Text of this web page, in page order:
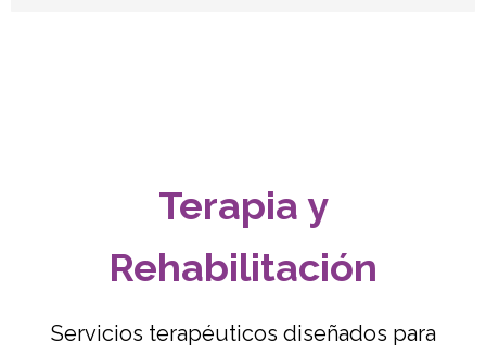
Terapia y
Rehabilitación
Servicios terapéuticos diseñados para